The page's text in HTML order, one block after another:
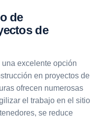
de
de
excelente opción
en proyectos de
ofrecen numerosas
el trabajo en el sitio
se reduce